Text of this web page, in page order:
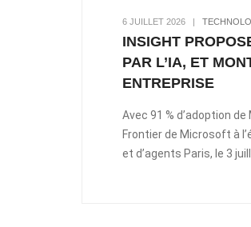
6 JUILLET 2026 |
INSIGHT
PAR L’IA, ET
ENTREPRISE
Avec 91 % d’adoption
Frontier de Microsoft à
et d’agents Paris, le 3